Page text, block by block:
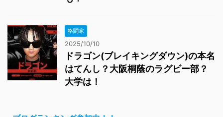
格闘家
2025/10/10
ドラゴン(ブレイキングダウン)の本名
はてんし？大阪桐蔭のラグビー部？
大学は！